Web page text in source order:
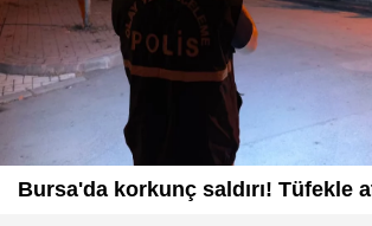
Bursa'da korkunç saldırı! Tüfekle